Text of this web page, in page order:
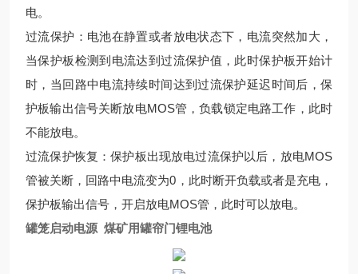
电。
过流保护：电池在静置或者放电状态下，电流突然加大，
当保护板检测到电流达到过流保护值，此时保护板开始计
时，当回路中电流持续时间达到过流保护延迟时间后，保
护板输出信号关断放电MOS管，负载锁定电路工作，此时
不能放电。
过流保护恢复：保护板出现放电过流保护以后，放电MOS
管被关断，回路中电流变为0，此时断开负载或者是充电，
保护板输出信号，开启放电MOS管，此时可以放电。
罐笼启动电源 煤矿用罐帘门锂电池